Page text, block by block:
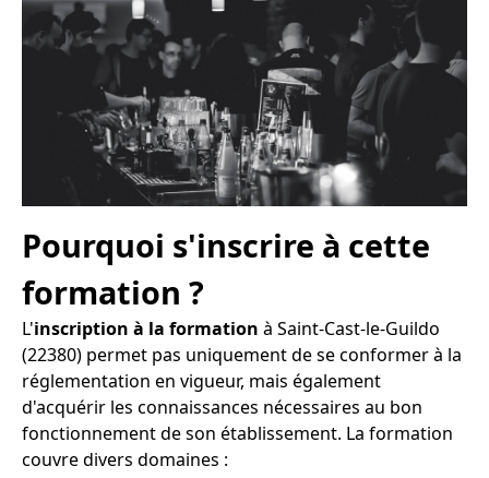
Pourquoi s'inscrire à cette
formation ?
L'inscription à la formation à Saint-Cast-le-Guildo
(22380) permet pas uniquement de se conformer à la
réglementation en vigueur, mais également
d'acquérir les connaissances nécessaires au bon
fonctionnement de son établissement. La formation
couvre divers domaines :